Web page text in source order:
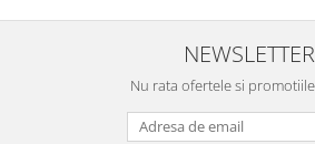
NEWSLETTER
Nu rata ofertele si